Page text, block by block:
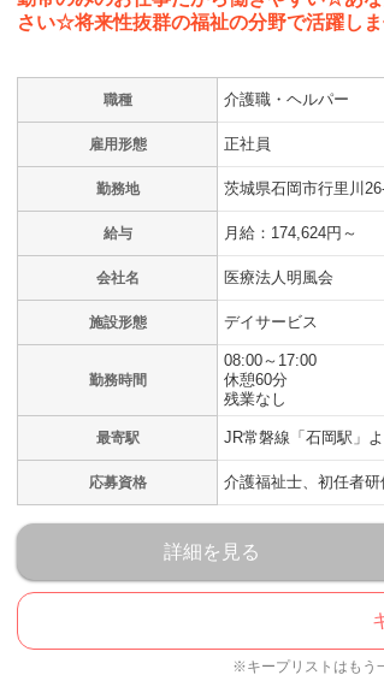
さい☆将来性抜群の福祉の分野で活躍し
職種 介護職・ヘルパー
雇用形態 正社員
勤務地 茨城県石岡市行里川
給与 月給：174,624円～
会社名 医療法人明風会
施設形態 デイサービス
勤務時間
08:00～17:00
休憩60分
残業なし
最寄駅 JR常磐線「石岡駅」
応募資格 介護福祉士、初任者
詳細を見る
※キープリストはもう